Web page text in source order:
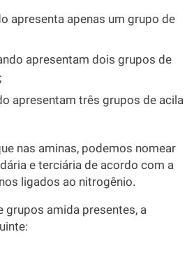
apresenta apenas um grupo de
apresentam dois grupos de
apresentam três grupos de acila
nas aminas, podemos nomear
e terciária de acordo com a
ligados ao nitrogênio.
grupos amida presentes, a